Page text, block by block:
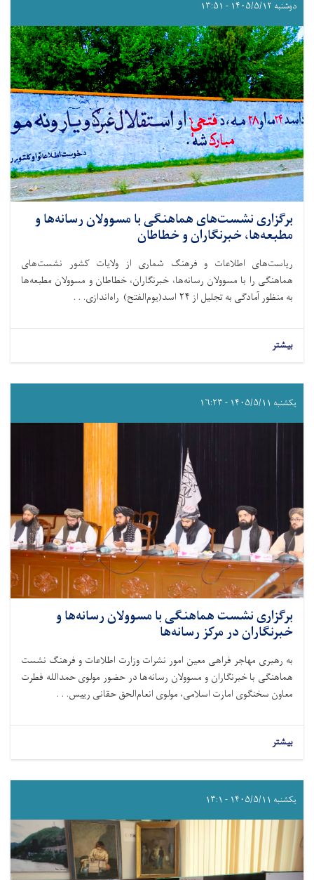
دوشنبه ۱۴۰۵/۵/۱۲ - ۱۳:۵۱
برگزاری نشست‌های هماهنگی با مسوولان رسانه‌ها و
مطبعه‌ها، خبرنگاران و خطاطان
ریاست‌های اطلاعات و فرهنگ شماری از ولایات کشور نشست‌های
هماهنگی را با مسوولان رسانه‌ها، خبرنگاران، خطاطان و مسوولان مطبعه‌ها
به منظور آمادگی به تجلیل از ۲۴ اسد(یوم‌الفتح) راه‌اندازی. . .
بیشتر
یکشنبه ۱۴۰۵/۵/۱۱ - ۱۶:۲۳
برگزاری نشست هماهنگی با مسوولان رسانه‌ها و
خبرنگاران در مرکز رسانه‌ها
به رهبری مهاجر فراهی معین امور نشرات وزارت اطلاعات و فرهنگ نشست
هماهنگی با خبرنگاران و مسوولان رسانه‌ها در حضور مولوی حمدالله فطرت
معاون سخنگوی امارت اسلامی، مولوی انعام‌الحق حقانی رییس. . .
بیشتر
یکشنبه ۱۴۰۵/۵/۱۱ - ۱۳:۱